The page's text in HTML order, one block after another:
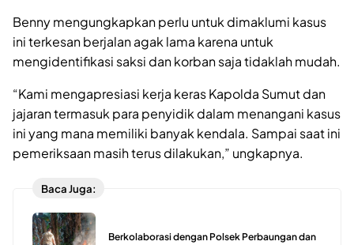
Benny mengungkapkan perlu untuk dimaklumi kasus
ini terkesan berjalan agak lama karena untuk
mengidentifikasi saksi dan korban saja tidaklah mudah.
“Kami mengapresiasi kerja keras Kapolda Sumut dan
jajaran termasuk para penyidik dalam menangani kasus
ini yang mana memiliki banyak kendala. Sampai saat ini
pemeriksaan masih terus dilakukan,” ungkapnya.
Baca Juga:
Berkolaborasi dengan Polsek Perbaungan dan